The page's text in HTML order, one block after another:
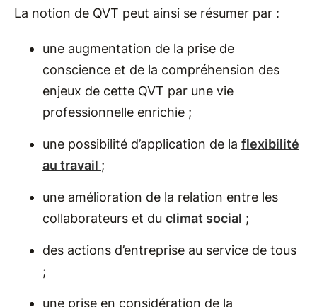
La notion de QVT peut ainsi se résumer par :
une augmentation de la prise de
conscience et de la compréhension des
enjeux de cette QVT par une vie
professionnelle enrichie ;
une possibilité d’application de la flexibilité
au travail ;
une amélioration de la relation entre les
collaborateurs et du climat social ;
des actions d’entreprise au service de tous
;
une prise en considération de la